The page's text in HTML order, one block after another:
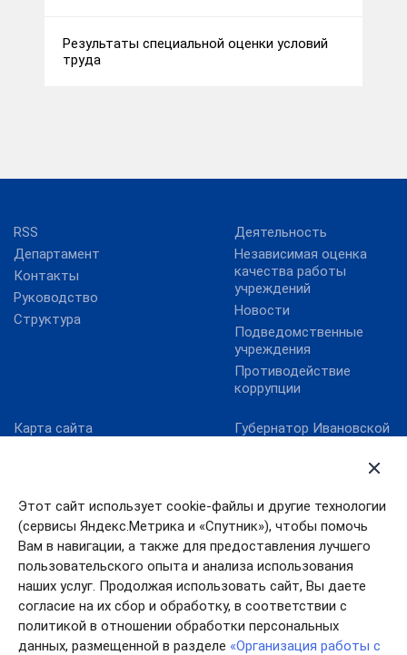
Этот сайт использует cookie-файлы и другие технологии
(сервисы Яндекс.Метрика и «Спутник»), чтобы помочь
Вам в навигации, а также для предоставления лучшего
пользовательского опыта и анализа использования
наших услуг. Продолжая использовать сайт, Вы даете
согласие на их сбор и обработку, в соответствии с
политикой в отношении обработки персональных
данных, размещенной в разделе «Организация работы с
Результаты специальной оценки условий
труда
RSS
Департамент
Контакты
Руководство
Структура
Деятельность
Независимая оценка
качества работы
учреждений
Новости
Подведомственные
учреждения
Противодействие
коррупции
Карта сайта
Официальный сайт Года
российского кино
Правовой портал в
сфере культуры
Губернатор Ивановской
Правительство РФ
Президент РФ